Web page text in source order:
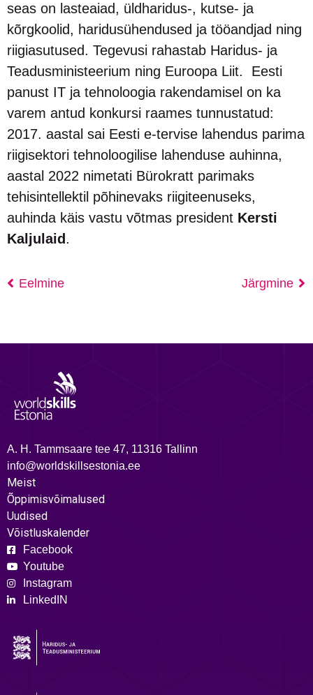
seas on lasteaiad, üldharidus-, kutse- ja
kõrgkoolid, haridusühendused ja tööandjad ning
riigiasutused. Tegevusi rahastab Haridus- ja
Teadusministeerium ning Euroopa Liit. Eesti
panust IT ja tehnoloogia rakendamisel on ka
varem antud konkursi raames tunnustatud:
2017. aastal sai Eesti e-tervise lahendus parima
riigisektori tehnoloogilise lahenduse auhinna,
aastal 2022 nimetati Bürokratt parimaks
tehisintellektil põhinevaks riigiteenuseks,
auhinda käis vastu võtmas president Kersti
Kaljulaid .
Eelmine Järgmine
A. H. Tammsaare tee 47, 11316 Tallinn
info@worldskillsestonia.ee
Meist
Õppimisvõimalused
Uudised
Võistluskalender
Facebook
Youtube
Instagram
LinkedIN